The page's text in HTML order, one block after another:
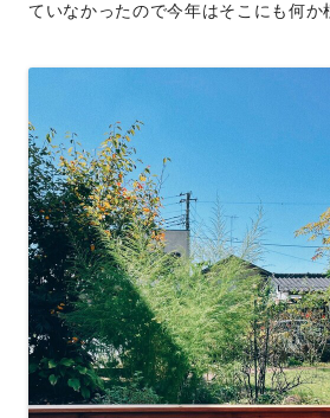
ていなかったので今年はそこにも何か